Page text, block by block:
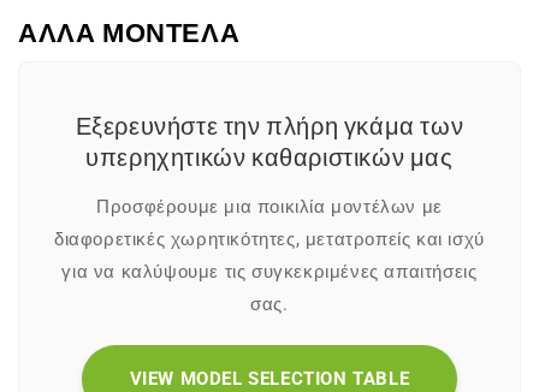
ΑΛΛΑ ΜΟΝΤΕΛΑ
Εξερευνήστε την πλήρη γκάμα των
υπερηχητικών καθαριστικών μας
Προσφέρουμε μια ποικιλία μοντέλων με
διαφορετικές χωρητικότητες, μετατροπείς και ισχύ
για να καλύψουμε τις συγκεκριμένες απαιτήσεις
σας.
VIEW MODEL SELECTION TABLE